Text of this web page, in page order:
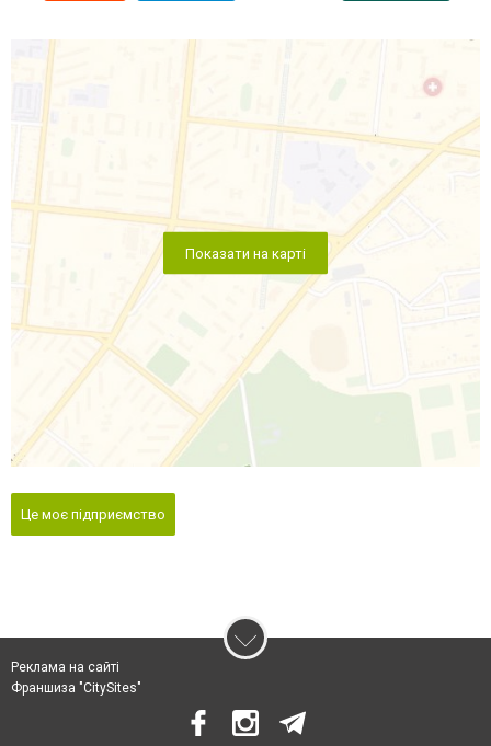
Показати на карті
Це моє підприємство
Реклама на сайті
Франшиза "CitySites"